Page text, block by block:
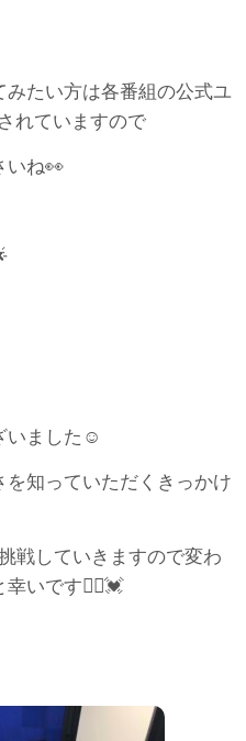
みたい方は各番組の公式ユ
れていますので
いね👀
いました☺️
知っていただくきっかけ
戦していきますので変わ
いです🙇‍♀️💓